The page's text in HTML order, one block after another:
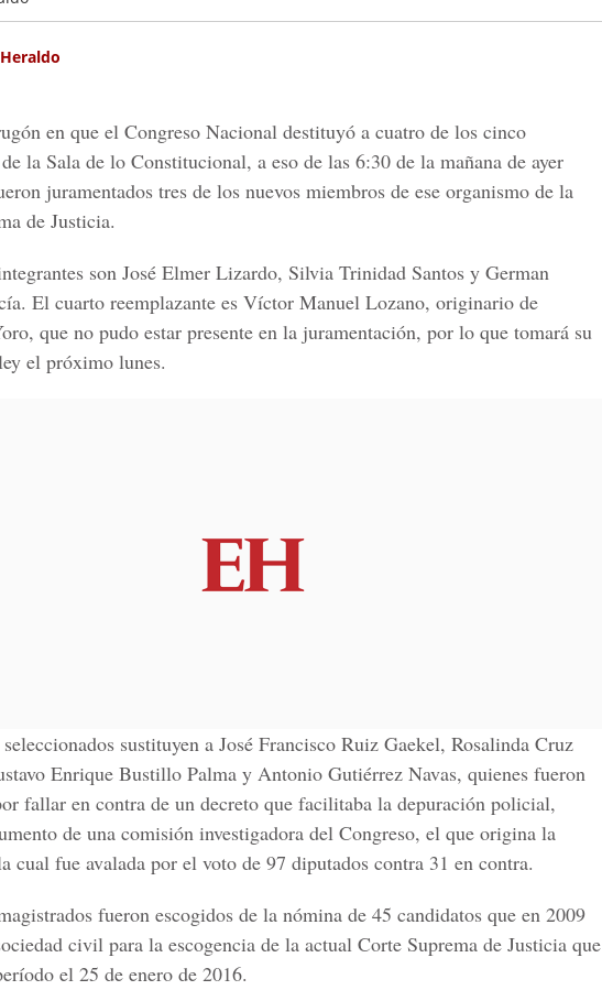
en que el Congreso Nacional destituyó a cuatro de los cinco
la Sala de lo Constitucional, a eso de las 6:30 de la mañana de ayer
juramentados tres de los nuevos miembros de ese organismo de la
de Justicia.
son José Elmer Lizardo, Silvia Trinidad Santos y German
El cuarto reemplazante es Víctor Manuel Lozano, originario de
que no pudo estar presente en la juramentación, por lo que tomará su
el próximo lunes.
sustituyen a José Francisco Ruiz Gaekel, Rosalinda Cruz
Enrique Bustillo Palma y Antonio Gutiérrez Navas, quienes fueron
fallar en contra de un decreto que facilitaba la depuración policial,
de una comisión investigadora del Congreso, el que origina la
cual fue avalada por el voto de 97 diputados contra 31 en contra.
fueron escogidos de la nómina de 45 candidatos que en 2009
civil para la escogencia de la actual Corte Suprema de Justicia que
el 25 de enero de 2016.